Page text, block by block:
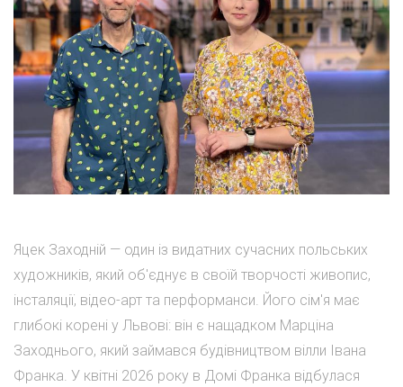
Яцек Заходній — один із видатних сучасних польських
художників, який об'єднує в своїй творчості живопис,
інсталяції, відео-арт та перформанси. Його сім'я має
глибокі корені у Львові: він є нащадком Марціна
Заходнього, який займався будівництвом вілли Івана
Франка. У квітні 2026 року в Домі Франка відбулася